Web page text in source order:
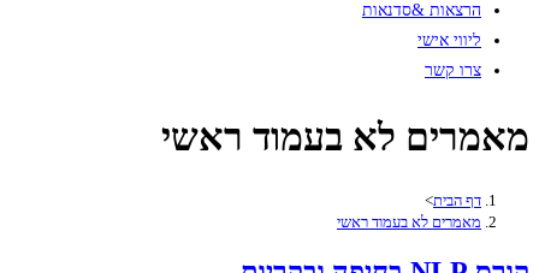
הרצאות &סדנאות
ליווי אישי
צרו קשר
מאמרים לא בעמוד ראשי
דף הבית>
מאמרים לא בעמוד ראשי